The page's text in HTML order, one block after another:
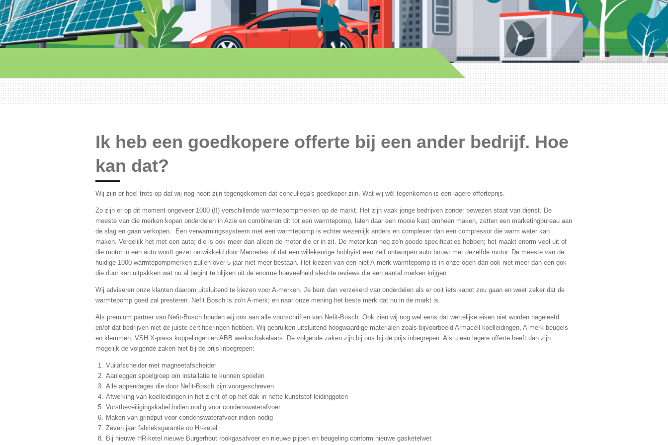
Ik heb een goedkopere offerte bij een ander bedrijf. Hoe
kan dat?
Wij zijn er heel trots op dat wij nog nooit zijn tegengekomen dat concullega's goedkoper zijn. Wat wij wél tegenkomen is een lagere offerteprijs.
Zo zijn er op dit moment ongeveer 1000 (!!) verschillende warmtepompmerken op de markt. Het zijn vaak jonge bedrijven zonder bewezen staat van dienst. De
meeste van die merken kopen onderdelen in Azië en combineren dit tot een warmtepomp, laten daar een mooie kast omheen maken, zetten een marketingbureau aan
de slag en gaan verkopen. Een verwarmingssysteem met een warmtepomp is echter wezenlijk anders en complexer dan een compressor die warm water kan
maken. Vergelijk het met een auto; die is ook meer dan alleen de motor die er in zit. De motor kan nog zo'n goede specificaties hebben; het maakt enorm veel uit of
die motor in een auto wordt gezet ontwikkeld door Mercedes of dat een willekeurige hobbyist een zelf ontworpen auto bouwt met dezelfde motor. De meeste van de
huidige 1000 warmtepompmerken zullen over 5 jaar niet meer bestaan. Het kiezen van een niet A-merk warmtepomp is in onze ogen dan ook niet meer dan een gok
die duur kan uitpakken wat nu al begint te blijken uit de enorme hoeveelheid slechte reviews die een aantal merken krijgen.
Wij adviseren onze klanten daarom uitsluitend te kiezen voor A-merken. Je bent dan verzekerd van onderdelen als er ooit iets kapot zou gaan en weet zeker dat de
warmtepomp goed zal presteren. Nefit Bosch is zo'n A-merk; en naar onze mening het beste merk dat nu in de markt is.
Als premium partner van Nefit-Bosch houden wij ons aan alle voorschriften van Nefit-Bosch. Ook zien wij nog wel eens dat wettelijke eisen niet worden nageleefd
en/of dat bedrijven niet de juiste certificeringen hebben. Wij gebruiken uitsluitend hoogwaardige materialen zoals bijvoorbeeld Armacell koelleidingen, A-merk beugels
en klemmen, VSH X-press koppelingen en ABB werkschakelaars. De volgende zaken zijn bij ons bij de prijs inbegrepen. Als u een lagere offerte heeft dan zijn
mogelijk de volgende zaken niet bij de prijs inbegrepen:
Vuilafscheider met magneetafscheider
Aanleggen spoelgroep om installatie te kunnen spoelen
Alle appendages die door Nefit-Bosch zijn voorgeschreven
Afwerking van koelleidingen in het zicht of op het dak in nette kunststof leidinggoten
Vorstbeveiligingskabel indien nodig voor condenswaterafvoer
Maken van grindput voor condenswaterafvoer indien nodig
Zeven jaar fabrieksgarantie op Hr-ketel
Bij nieuwe HR-ketel nieuwe Burgerhout rookgasafvoer en nieuwe pijpen en beugeling conform nieuwe gasketelwet